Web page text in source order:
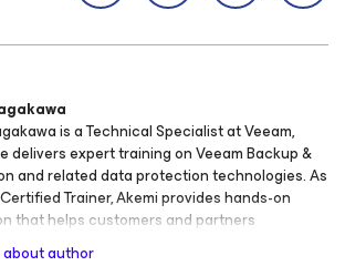
is a Technical Specialist at Veeam,
delivers expert training on Veeam Backup &
and related data protection technologies. As
Trainer, Akemi provides hands-on
that helps customers and partners
product capabilities, best practices, and
use cases for achieving data resiliency.
author